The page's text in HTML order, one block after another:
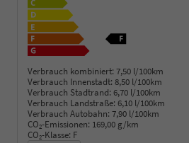
Verbrauch kombiniert: 7,50 l/100km
Verbrauch Innenstadt: 8,50 l/100km
Verbrauch Stadtrand: 6,70 l/100km
Verbrauch Landstraße: 6,10 l/100km
Verbrauch Autobahn: 7,90 l/100km
CO2-Emissionen: 169,00 g/km
CO2-Klasse: F